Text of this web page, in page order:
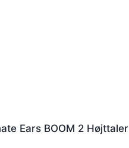
Ears BOOM 2 Højttaler